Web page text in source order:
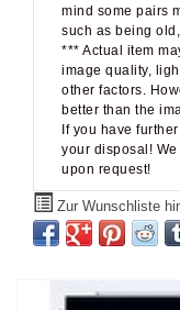
mind some pairs
such as being
*** Actual item
image quality,
other factors.
better than the
If you have
your disposal!
upon request!
Zur Wunschliste